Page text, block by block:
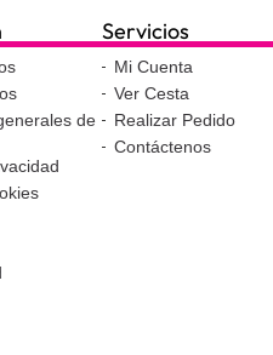
de
Servicios
Mi Cuenta
Ver Cesta
Realizar Pedido
Contáctenos